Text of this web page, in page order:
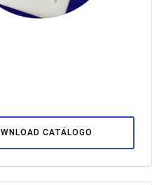
CATÁLOGO